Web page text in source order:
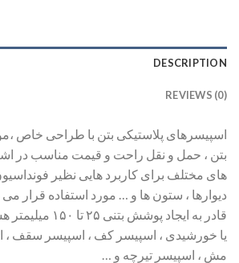
DESCRIPTION
REVIEWS (0)
اسپیسرهای پلاستیکی بتن با طراحی خاص
بتن ، حمل و نقل راحت و قیمت مناسب در
های مختلف برای کاربرد هایی نظیر
دیوارها ، ستون ها و … مورد استفاده قرار می
قادر به ایجاد
یا خورشیدی ، اسپیسر کف ، اسپیسر سقف ،
مش ، اسپیسر تیرچه و …